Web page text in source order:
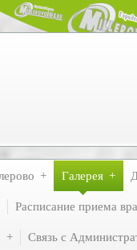
Галерея
Расписание приема
Связь с